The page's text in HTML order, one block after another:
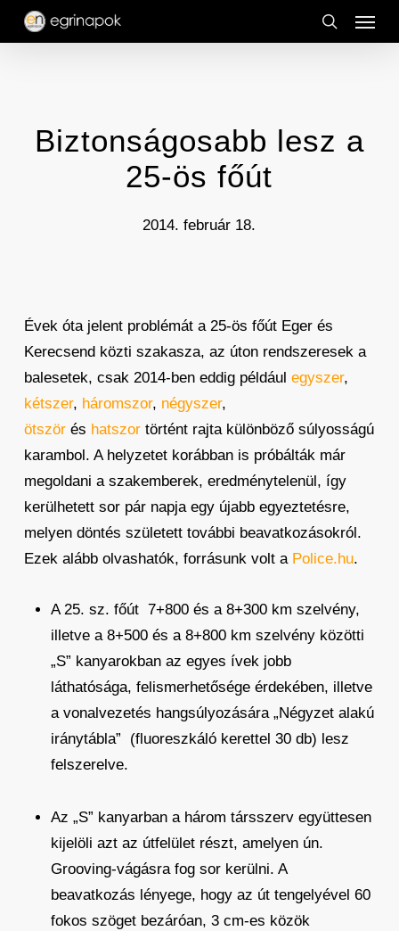
Skip
search
Menu
Biztonságosabb lesz a
25-ös főút
2014. február 18.
Évek óta jelent problémát a 25-ös főút Eger és
Kerecsend közti szakasza, az úton rendszeresek a
balesetek, csak 2014-ben eddig például egyszer,
kétszer, háromszor, négyszer,
ötszörés hatszortörtént rajta különböző súlyosságú
karambol. A helyzetet korábban is próbálták már
megoldani a szakemberek, eredménytelenül, így
kerülhetett sor pár napja egy újabb egyeztetésre,
melyen döntés született további beavatkozásokról.
Ezek alább olvashatók, forrásunk volt a Police.hu.
A 25. sz. főút 7+800 és a 8+300 km szelvény,
illetve a 8+500 és a 8+800 km szelvény közötti
„S” kanyarokban az egyes ívek jobb
láthatósága, felismerhetősége érdekében, illetve
a vonalvezetés hangsúlyozására „Négyzet alakú
iránytábla” (fluoreszkáló kerettel 30 db) lesz
felszerelve.
Az „S” kanyarban a három társszerv együttesen
kijelöli azt az útfelület részt, amelyen ún.
Grooving-vágásra fog sor kerülni. A
beavatkozás lényege, hogy az út tengelyével 60
fokos szöget bezáróan, 3 cm-es közök